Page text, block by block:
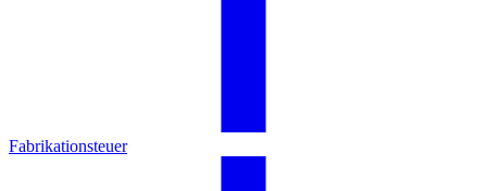
Fabrikationsteuer